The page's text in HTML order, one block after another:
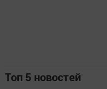
Топ 5 новостей